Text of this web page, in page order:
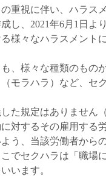
重視に伴い、ハラス
し、2021年6月1日
様々なハラスメント
、様々な種類のもの
モラハラ）など、セ
た規定はありません
対するその雇用する
う、当該労働者から
でセクハラは「職場
います。